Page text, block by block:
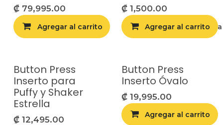
₡ 79,995.00
Agregar al carrito Agregar a la
₡ 1,500.00
Agregar al carrito
Button Press
Inserto para
Puffy y Shaker
Estrella
₡ 12,495.00
Button Press
Inserto Óvalo
₡ 19,995.00
Agregar al carrito